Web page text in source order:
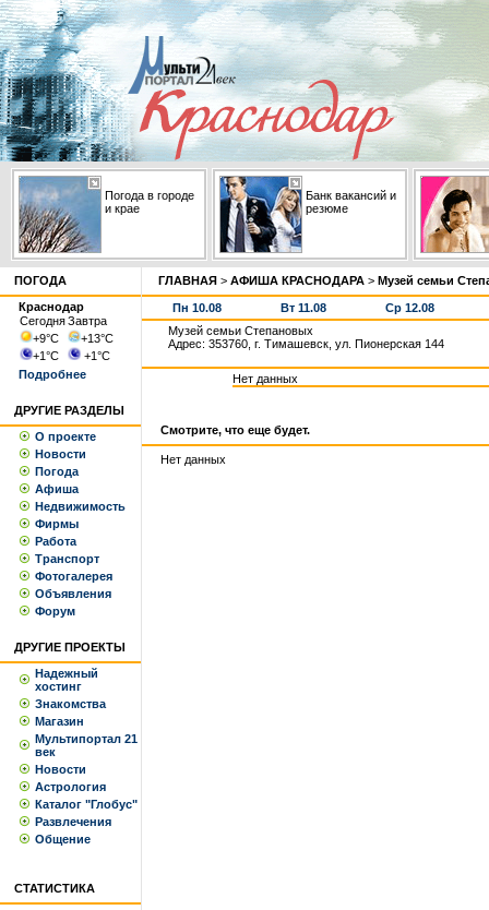
Погода в городе
и крае
Банк вакансий и
резюме
ПОГОДА
Краснодар
СегодняЗавтра
+9°С +13°С
+1°С +1°С
Подробнее
ДРУГИЕ РАЗДЕЛЫ
О проекте
Новости
Погода
Афиша
Недвижимость
Фирмы
Работа
Транспорт
Фотогалерея
Объявления
Форум
ДРУГИЕ ПРОЕКТЫ
Надежный
хостинг
Знакомства
Магазин
Мультипортал 21
век
Новости
Астрология
Каталог "Глобус"
Развлечения
Общение
СТАТИСТИКА
ГЛАВНАЯ > АФИША КРАСНОДАРА > Музей семьи
Пн 10.08 Вт 11.08
Ср 12.08
Музей семьи Степановых
Адрес: 353760, г. Тимашевск, ул. Пионерская 144
Нет данных
Смотрите, что еще будет.
Нет данных